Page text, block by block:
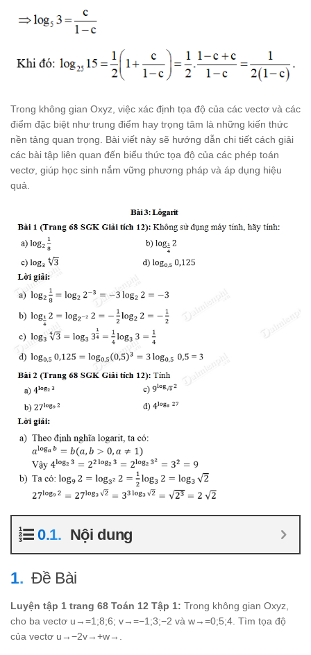
Trong không gian Oxyz, việc xác định tọa độ của các vectơ và các
điểm đặc biệt như trung điểm hay trọng tâm là những kiến thức
nền tảng quan trọng. Bài viết này sẽ hướng dẫn chi tiết cách giải
các bài tập liên quan đến biểu thức tọa độ của các phép toán
vectơ, giúp học sinh nắm vững phương pháp và áp dụng hiệu
quả.
Nội dung
Đề Bài
Luyện tập 1 trang 68 Toán 12 Tập 1: Trong không gian Oxyz,
cho ba vectơ u→=1;8;6; v→=−1;3;−2 và w→=0;5;4. Tìm tọa độ
của vectơ u→−2v→+w→.